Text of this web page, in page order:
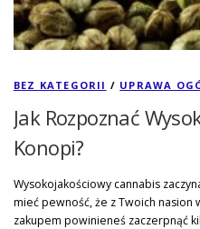
BEZ KATEGORII / UPRAWA
Jak Rozpoznać
Konopi?
Wysokojakościowy cannabis
mieć pewność, że z Twoich nasion
zakupem powinieneś zaczerpnąć